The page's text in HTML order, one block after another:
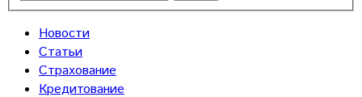
Новости
Статьи
Страхование
Кредитование